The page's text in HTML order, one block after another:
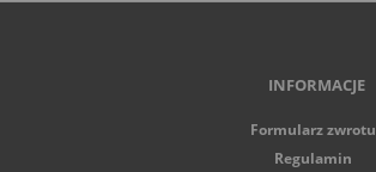
INFORMACJE
Formularz zwrotu
Regulamin